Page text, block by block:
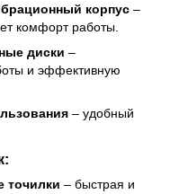
корпус –
комфорт работы.
диски –
и эффективную
– удобный
точилки – быстрая и